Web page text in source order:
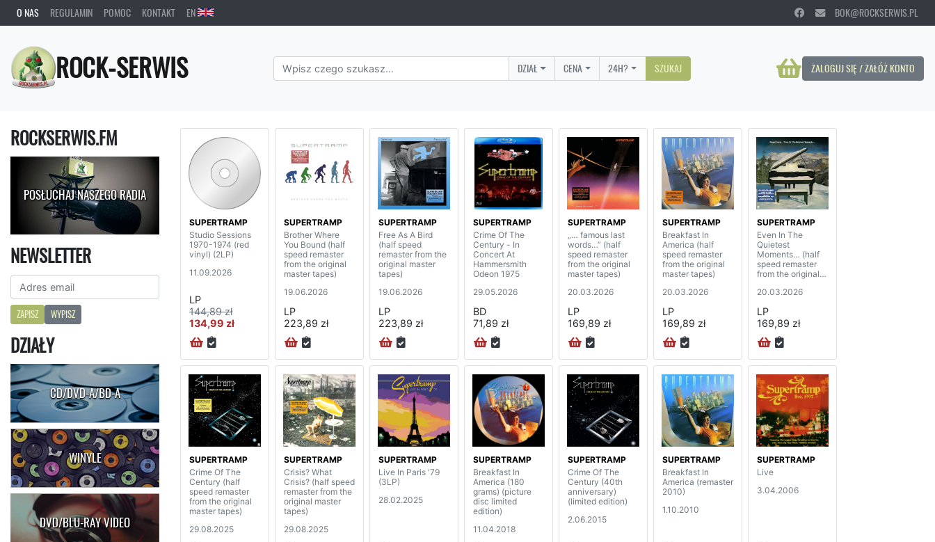
O NAS REGULAMIN POMOC KONTAKT EN BOK@ROCKSERWIS.PL
ROCK-SERWIS ZALOGUJ SIĘ / ZAŁÓŻ KONTO
DZIAŁ CENA 24H? SZUKAJ
ROCKSERWIS.FM
POSŁUCHAJ NASZEGO RADIA
NEWSLETTER
ZAPISZ WYPISZ
DZIAŁY
CD/DVD-A/BD-A
WINYLE
DVD/BLU-RAY VIDEO
SUPERTRAMP
Studio Sessions
1970-1974 (red
vinyl) (2LP)
11.09.2026
LP
144,89 zł
134,99 zł
SUPERTRAMP
Brother Where
You Bound (half
speed remaster
from the original
master tapes)
19.06.2026
LP
223,89 zł
SUPERTRAMP
Free As A Bird
(half speed
remaster from the
original master
tapes)
19.06.2026
LP
223,89 zł
SUPERTRAMP
Crime Of The
Century - In
Concert At
Hammersmith
Odeon 1975
29.05.2026
BD
71,89 zł
SUPERTRAMP
„… famous last
words…” (half
speed remaster
from the original
master tapes)
20.03.2026
LP
169,89 zł
SUPERTRAMP
Breakfast In
America (half
speed remaster
from the original
master tapes)
20.03.2026
LP
169,89 zł
SUPERTRAMP
Even In The
Quietest
Moments… (half
speed remaster
from the original
20.03.2026
LP
169,89 zł
SUPERTRAMP
Crime Of The
Century (half
speed remaster
from the original
master tapes)
29.08.2025
SUPERTRAMP
Crisis? What
Crisis? (half speed
remaster from the
original master
tapes)
29.08.2025
SUPERTRAMP
Live In Paris '79
(3LP)
28.02.2025
SUPERTRAMP
Breakfast In
America (180
grams) (picture
disc limited
edition)
11.04.2018
SUPERTRAMP
Crime Of The
Century (40th
anniversary)
(limited edition)
2.06.2015
SUPERTRAMP
Breakfast In
America (remaster
2010)
1.10.2010
SUPERTRAMP
Live
3.04.2006